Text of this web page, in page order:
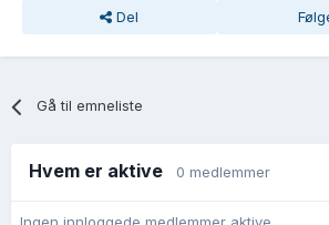
Del
Gå til emneliste
Hvem er aktive 0 medlemmer